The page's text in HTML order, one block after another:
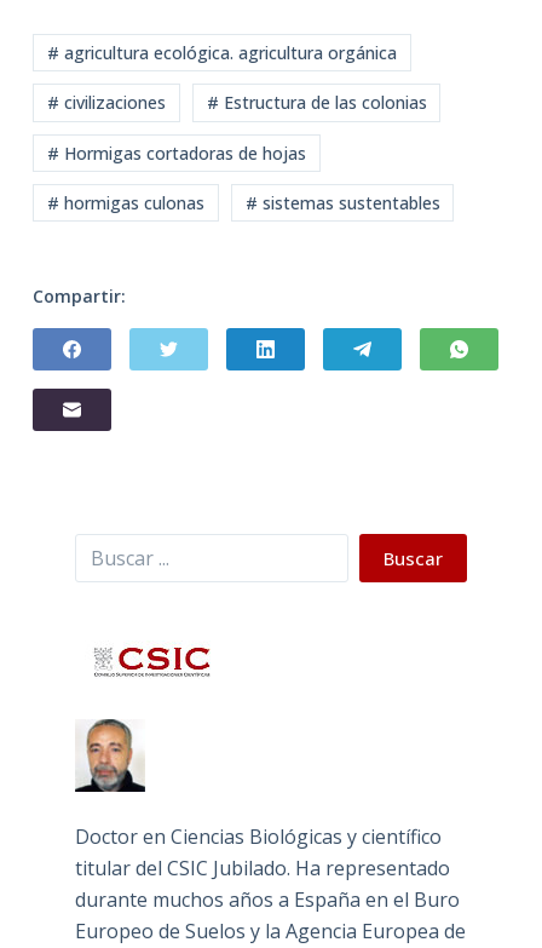
# agricultura ecológica. agricultura orgánica
# civilizaciones # Estructura de las colonias
# Hormigas cortadoras de hojas
# hormigas culonas # sistemas sustentables
Compartir:
Buscar Buscar
Doctor en Ciencias Biológicas y científico
titular del CSIC Jubilado. Ha representado
durante muchos años a España en el Buro
Europeo de Suelos y la Agencia Europea de